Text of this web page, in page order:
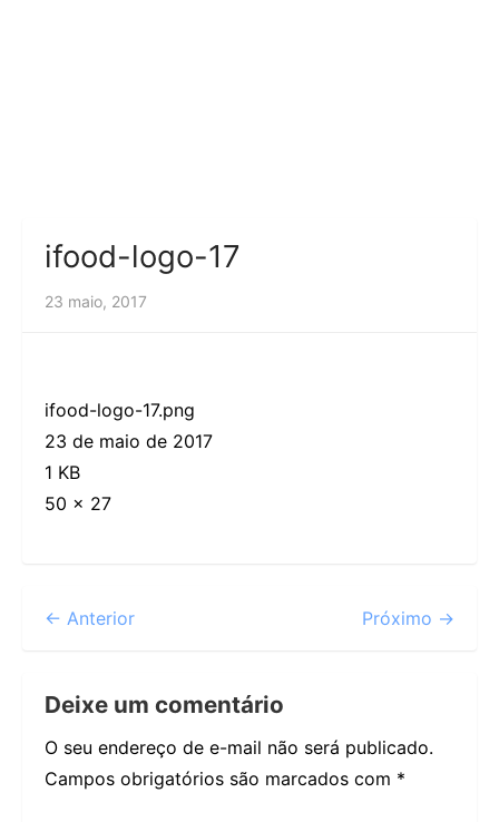
ifood-logo-17
23 maio, 2017
ifood-logo-17.png
23 de maio de 2017
1 KB
50 × 27
← Anterior Próximo →
Deixe um comentário
O seu endereço de e-mail não será publicado.
Campos obrigatórios são marcados com *